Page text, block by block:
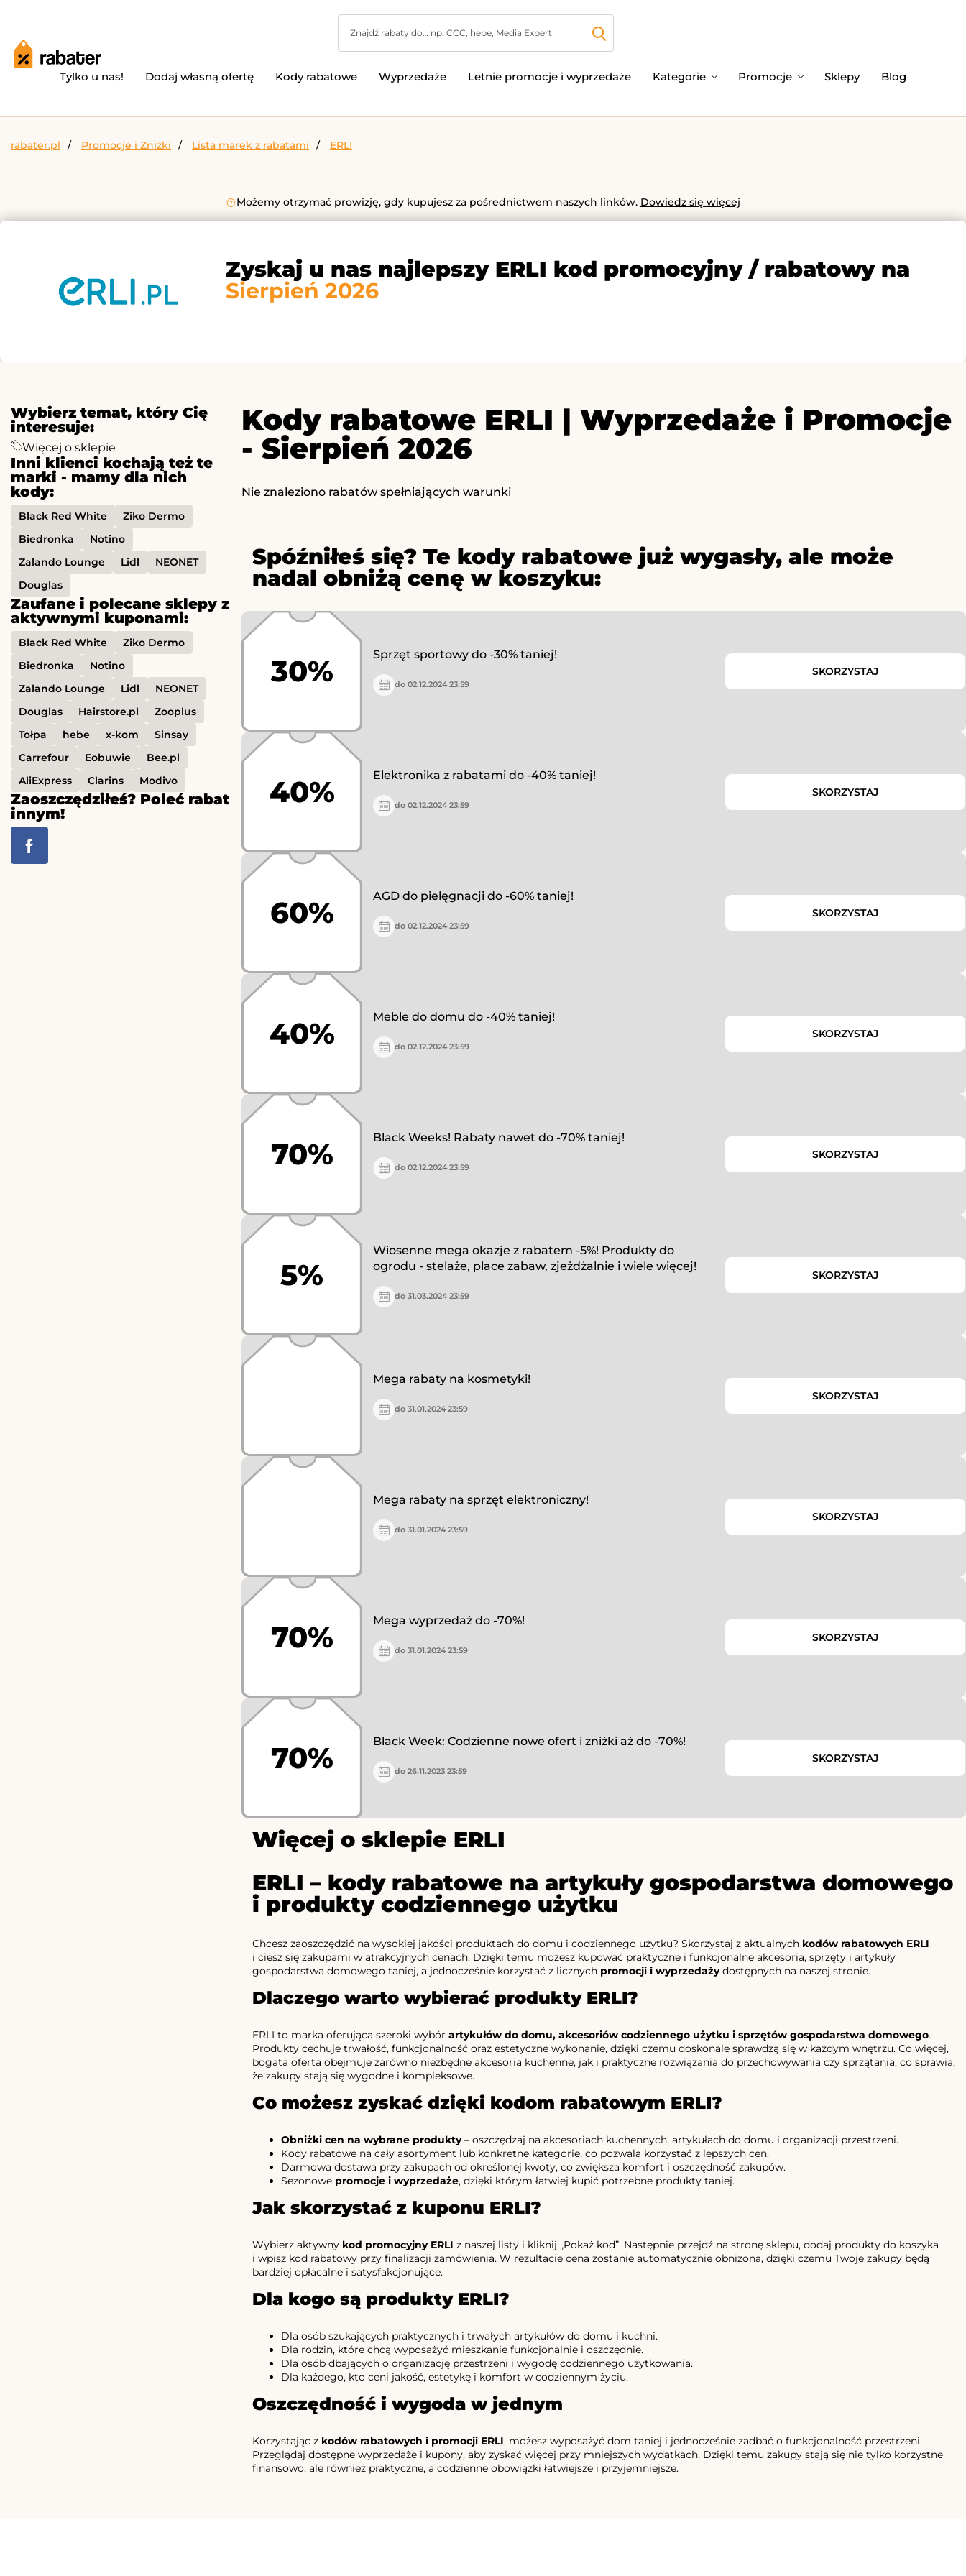
Tylko u nas! Dodaj własną ofertę Kody rabatowe Wyprzedaże Letnie promocje i wyprzedaże Kategorie Promocje Sklepy Blog
rabater.pl Promocje i Zniżki Lista marek z rabatami ERLI
Możemy otrzymać prowizję, gdy kupujesz za pośrednictwem naszych linków. Dowiedz się więcej
Zyskaj u nas najlepszy ERLI kod promocyjny / rabatowy na
Sierpień 2026
Wybierz temat, który Cię
interesuje:
Więcej o sklepie
Inni klienci kochają też te
marki - mamy dla nich
kody:
Black Red White
Ziko Dermo
Biedronka
Notino
Zalando Lounge
Lidl
NEONET
Douglas
Zaufane i polecane sklepy z
aktywnymi kuponami:
Black Red White
Ziko Dermo
Biedronka
Notino
Zalando Lounge
Lidl
NEONET
Douglas
Hairstore.pl
Zooplus
Tołpa
hebe x-kom
Sinsay
Carrefour
Eobuwie
Bee.pl
AliExpress
Clarins Modivo
Zaoszczędziłeś? Poleć rabat
innym!
Kody rabatowe ERLI | Wyprzedaże i Promocje
- Sierpień 2026
Nie znaleziono rabatów spełniających warunki
Spóźniłeś się? Te kody rabatowe już wygasły, ale może
nadal obniżą cenę w koszyku:
30% Sprzęt sportowy do -30% taniej!
do 02.12.2024 23:59
SKORZYSTAJ
40% Elektronika z rabatami do -40% taniej!
do 02.12.2024 23:59
SKORZYSTAJ
60% AGD do pielęgnacji do -60% taniej!
do 02.12.2024 23:59
SKORZYSTAJ
40% Meble do domu do -40% taniej!
do 02.12.2024 23:59
SKORZYSTAJ
70% Black Weeks! Rabaty nawet do -70% taniej!
do 02.12.2024 23:59
SKORZYSTAJ
5%
Wiosenne mega okazje z rabatem -5%! Produkty do
ogrodu - stelaże, place zabaw, zjeżdżalnie i wiele więcej!
do 31.03.2024 23:59
SKORZYSTAJ
Mega rabaty na kosmetyki!
do 31.01.2024 23:59
SKORZYSTAJ
Mega rabaty na sprzęt elektroniczny!
do 31.01.2024 23:59
SKORZYSTAJ
70% Mega wyprzedaż do -70%!
do 31.01.2024 23:59
SKORZYSTAJ
70% Black Week: Codzienne nowe ofert i zniżki aż do -70%!
do 26.11.2023 23:59
SKORZYSTAJ
Więcej o sklepie ERLI
ERLI – kody rabatowe na artykuły gospodarstwa domowego
i produkty codziennego użytku
Chcesz zaoszczędzić na wysokiej jakości produktach do domu i codziennego użytku? Skorzystaj z aktualnych kodów rabatowych ERLI
i ciesz się zakupami w atrakcyjnych cenach. Dzięki temu możesz kupować praktyczne i funkcjonalne akcesoria, sprzęty i artykuły
gospodarstwa domowego taniej, a jednocześnie korzystać z licznych promocji i wyprzedażydostępnych na naszej stronie.
Dlaczego warto wybierać produkty ERLI?
ERLI to marka oferująca szeroki wybór artykułów do domu, akcesoriów codziennego użytku i sprzętów gospodarstwa domowego.
Produkty cechuje trwałość, funkcjonalność oraz estetyczne wykonanie, dzięki czemu doskonale sprawdzą się w każdym wnętrzu. Co więcej,
bogata oferta obejmuje zarówno niezbędne akcesoria kuchenne, jak i praktyczne rozwiązania do przechowywania czy sprzątania, co sprawia,
że zakupy stają się wygodne i kompleksowe.
Co możesz zyskać dzięki kodom rabatowym ERLI?
Obniżki cen na wybrane produkty– oszczędzaj na akcesoriach kuchennych, artykułach do domu i organizacji przestrzeni.
Kody rabatowe na cały asortyment lub konkretne kategorie, co pozwala korzystać z lepszych cen.
Darmowa dostawa przy zakupach od określonej kwoty, co zwiększa komfort i oszczędność zakupów.
Sezonowe promocje i wyprzedaże, dzięki którym łatwiej kupić potrzebne produkty taniej.
Jak skorzystać z kuponu ERLI?
Wybierz aktywny kod promocyjny ERLI z naszej listy i kliknij „Pokaż kod”. Następnie przejdź na stronę sklepu, dodaj produkty do koszyka
i wpisz kod rabatowy przy finalizacji zamówienia. W rezultacie cena zostanie automatycznie obniżona, dzięki czemu Twoje zakupy będą
bardziej opłacalne i satysfakcjonujące.
Dla kogo są produkty ERLI?
Dla osób szukających praktycznych i trwałych artykułów do domu i kuchni.
Dla rodzin, które chcą wyposażyć mieszkanie funkcjonalnie i oszczędnie.
Dla osób dbających o organizację przestrzeni i wygodę codziennego użytkowania.
Dla każdego, kto ceni jakość, estetykę i komfort w codziennym życiu.
Oszczędność i wygoda w jednym
Korzystając z kodów rabatowych i promocji ERLI, możesz wyposażyć dom taniej i jednocześnie zadbać o funkcjonalność przestrzeni.
Przeglądaj dostępne wyprzedaże i kupony, aby zyskać więcej przy mniejszych wydatkach. Dzięki temu zakupy stają się nie tylko korzystne
finansowo, ale również praktyczne, a codzienne obowiązki łatwiejsze i przyjemniejsze.